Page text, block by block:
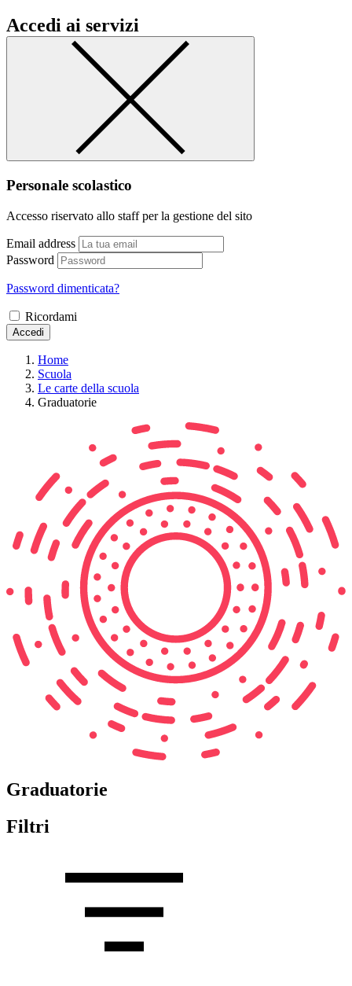
Accedi ai servizi
Personale scolastico
Accesso riservato allo staff per la gestione del sito
Email address
Password
Password dimenticata?
Ricordami
Accedi
Home
Scuola
Le carte della scuola
Graduatorie
Graduatorie
Filtri